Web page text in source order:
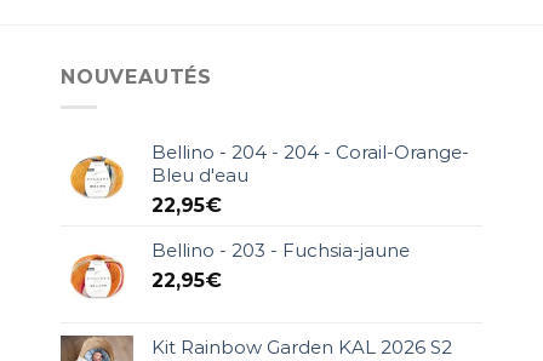
NOUVEAUTÉS
Bellino - 204 - 204 - Corail-Orange-
Bleu d'eau
22,95€
Bellino - 203 - Fuchsia-jaune
22,95€
Kit Rainbow Garden KAL 2026 S2